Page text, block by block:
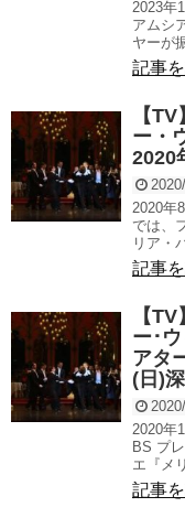
2023年
アムシ
ヤーが
記事
【
ー・
2020
2020年
では、
リア・
記事
【
ー･
アタ
(日)深
2020年
BS プ
エ『メ
記事